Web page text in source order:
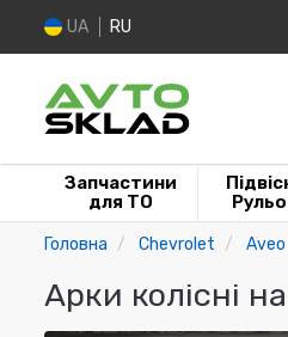
UA RU
Запчастини
для ТО
Головна Chevrolet Aveo
Арки колісні